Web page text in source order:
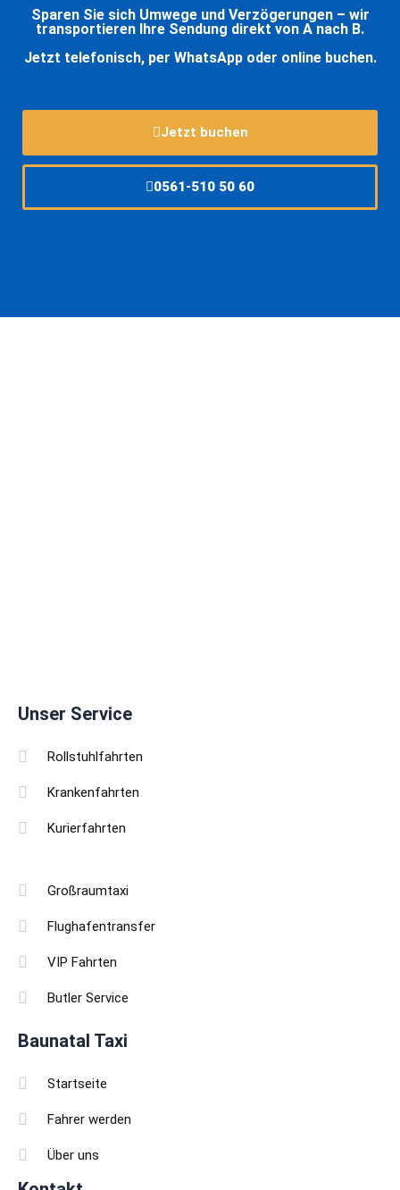
Sparen Sie sich Umwege und Verzögerungen – wir
transportieren Ihre Sendung direkt von A nach B.
Jetzt telefonisch, per WhatsApp oder online buchen.
Jetzt buchen
0561-510 50 60
Unser Service
Rollstuhlfahrten
Krankenfahrten
Kurierfahrten
Großraumtaxi
Flughafentransfer
VIP Fahrten
Butler Service
Baunatal Taxi
Startseite
Fahrer werden
Über uns